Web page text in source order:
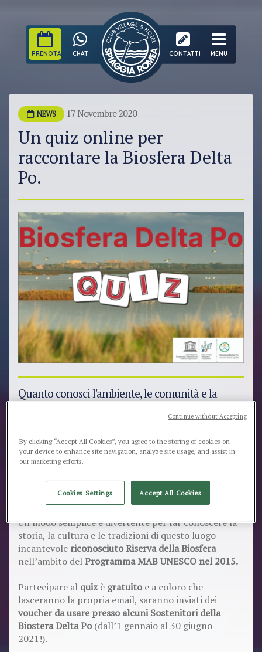
PRENOTA CHAT CONTATTI MENU
NEWS 17 Novembre 2020
Un quiz online per
raccontare la Biosfera Delta
Po.
Quanto conosci l'ambiente, le comunità e la
cultura dellaRiserva della Biosfera MAB UNESCO
Fai un quiz per scoprirlo!
IlParco Regionale del Delta del Po dell’Emilia-
Biosfera Delta Po”,ha realizzato unquiz online
domande, dedicato alla
Biosfera Delta Po.
Un modo semplice e divertente per far conoscere la
storia, la cultura e le tradizioni di questo luogo
incantevole riconosciuto Riserva della Biosfera
nell’ambito delProgramma MAB UNESCO nel 2015.
Partecipare al quiz è gratuito e a coloro che
lasceranno la propria email, saranno inviati dei
voucher da usare presso alcuni Sostenitori della
Biostera Delta Po (dall’1 gennaio al 30 giugno
2021!).
By clicking “Accept All Cookies”, you agree to the storing of cookies on
your device to enhance site navigation, analyze site usage, and assist in
our marketing efforts.
Cookies Settings Accept All Cookies
Continue without Accepting